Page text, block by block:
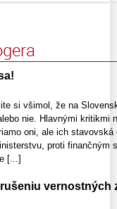
si všimol, že na
nie. Hlavnými kritikmi
oni, ale ich
proti finančným
[...]
vernostných